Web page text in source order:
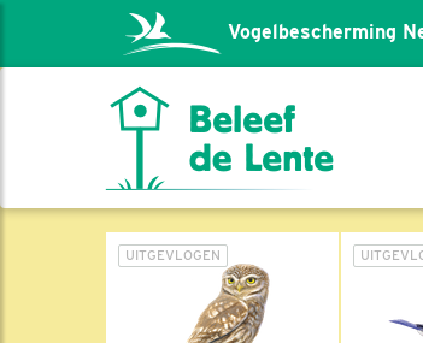
Vogelbescherming
UITGEVLOGEN